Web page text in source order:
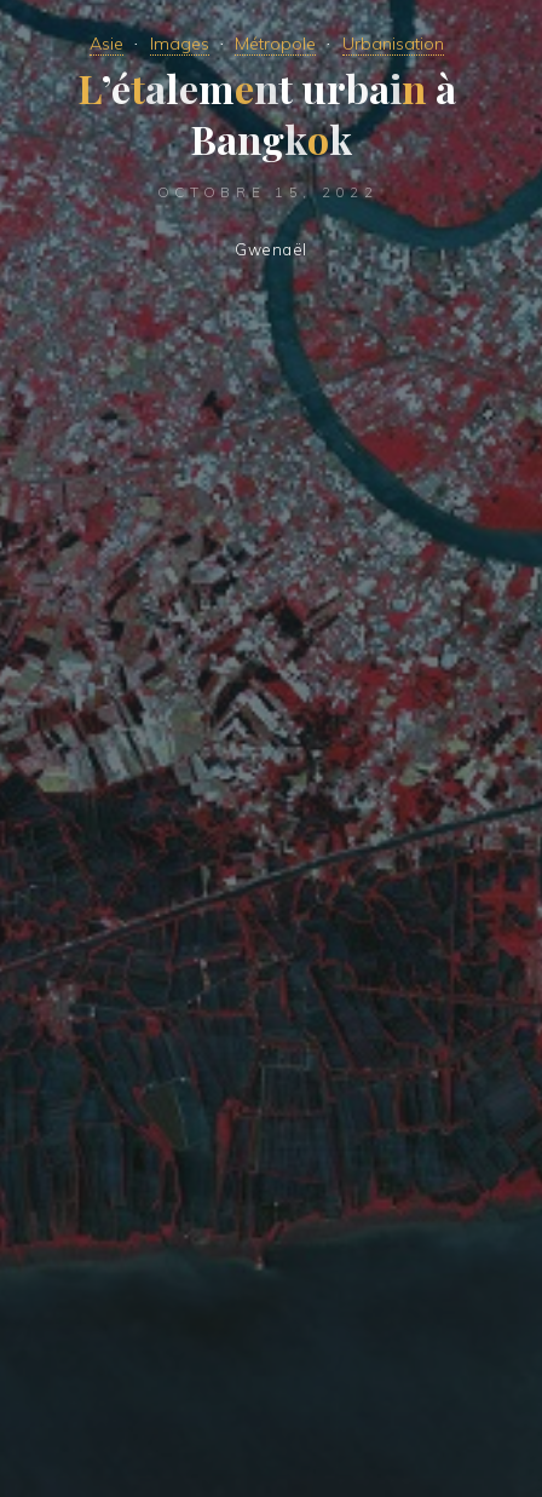
Asie Images Métropole Urbanisation
L’étalementurbainà
Bangkok
OCTOBRE 15, 2022
Gwenaël